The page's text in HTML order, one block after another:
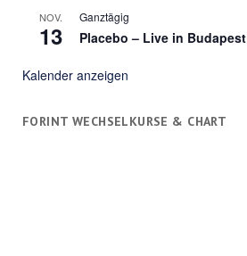
NOV.
13
Ganztägig
Placebo – Live in Budapest
Kalender anzeigen
FORINT WECHSELKURSE & CHART